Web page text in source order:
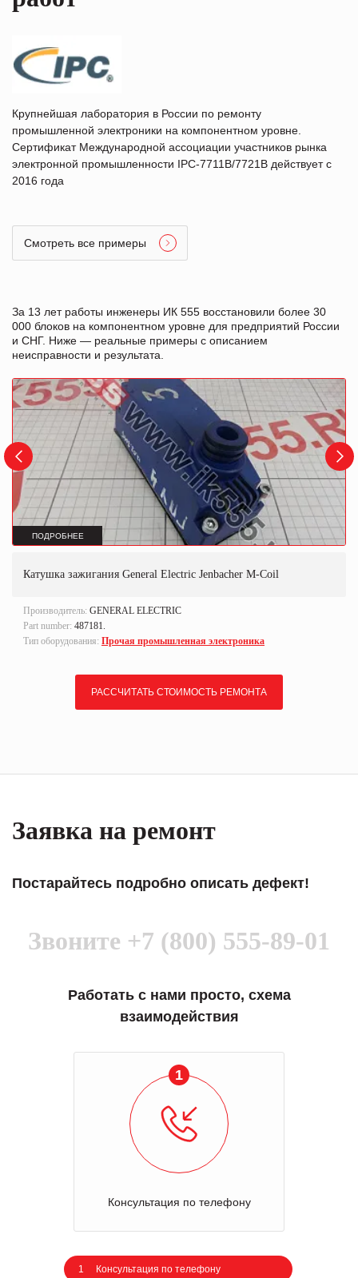
Крупнейшая лаборатория в России по ремонту
промышленной электроники на компонентном уровне.
Сертификат Международной ассоциации участников рынка
электронной промышленности IPC-7711B/7721B действует с
2016 года
Смотреть все примеры
За 13 лет работы инженеры ИК 555 восстановили более 30
000 блоков на компонентном уровне для предприятий России
и СНГ. Ниже — реальные примеры с описанием
неисправности и результата.
ПОДРОБНЕЕ
Катушка зажигания General Electric Jenbacher M-Coil
Производитель: GENERAL ELECTRIC
Part number: 487181.
Тип оборудования: Прочая промышленная электроника
РАССЧИТАТЬ СТОИМОСТЬ РЕМОНТА
Заявка на ремонт
Постарайтесь подробно описать дефект!
Звоните +7 (800) 555-89-01
Работать с нами просто, схема
взаимодействия
1
Консультация по телефону
1 Консультация по телефону